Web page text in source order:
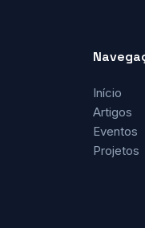
Início
Artigos
Eventos
Projetos